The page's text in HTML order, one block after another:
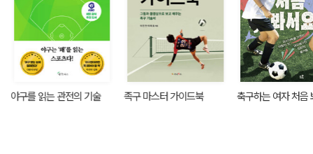
야구를 읽는 관전의 기술 족구 마스터 가이드북 축구하는 여자 처음